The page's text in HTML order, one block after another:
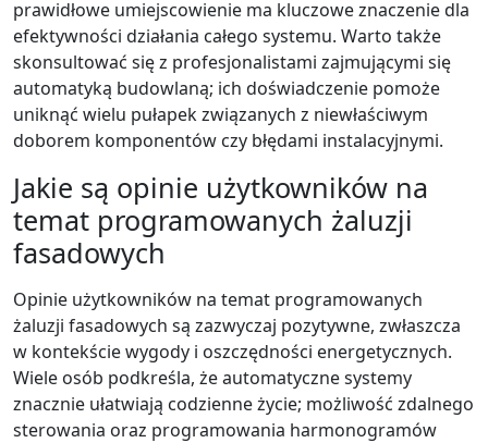
prawidłowe umiejscowienie ma kluczowe znaczenie dla
efektywności działania całego systemu. Warto także
skonsultować się z profesjonalistami zajmującymi się
automatyką budowlaną; ich doświadczenie pomoże
uniknąć wielu pułapek związanych z niewłaściwym
doborem komponentów czy błędami instalacyjnymi.
Jakie są opinie użytkowników na
temat programowanych żaluzji
fasadowych
Opinie użytkowników na temat programowanych
żaluzji fasadowych są zazwyczaj pozytywne, zwłaszcza
w kontekście wygody i oszczędności energetycznych.
Wiele osób podkreśla, że automatyczne systemy
znacznie ułatwiają codzienne życie; możliwość zdalnego
sterowania oraz programowania harmonogramów